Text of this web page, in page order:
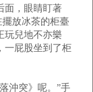
面，眼睛盯著
放冰茶的柜臺
玩兒地不亦樂
一屁股坐到了柜
沖突》呢。”手